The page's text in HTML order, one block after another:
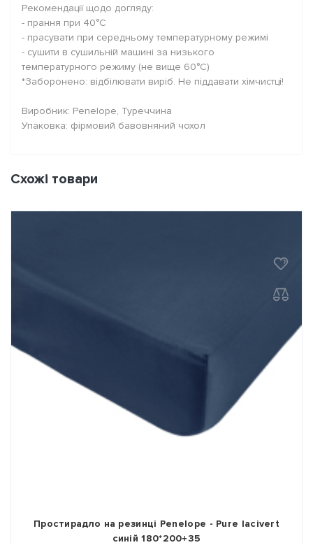
Рекомендації щодо догляду:
- прання при 40°C
- прасувати при середньому температурному режимі
- сушити в сушильній машині за низького
температурного режиму (не вище 60°C)
*Заборонено: відбілювати виріб. Не піддавати хімчистці!
Виробник: Penelope, Туреччина
Упаковка: фірмовий бавовняний чохол
Схожі товари
Простирадло на резинці Penelope - Pure lacivert
синій 180*200+35